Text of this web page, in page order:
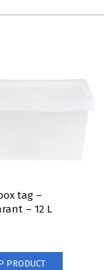
tag –
– 12 L
PRODUCT